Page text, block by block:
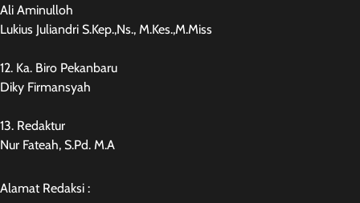
Ali Aminulloh
Lukius Juliandri S.Kep.,Ns., M.Kes.,M.Miss
12. Ka. Biro Pekanbaru
Diky Firmansyah
13. Redaktur
Nur Fateah, S.Pd. M.A
Alamat Redaksi :